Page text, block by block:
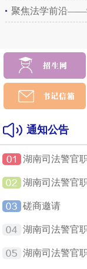
聚焦法学前沿——
通知公告
湖南司法警官
磋商邀请